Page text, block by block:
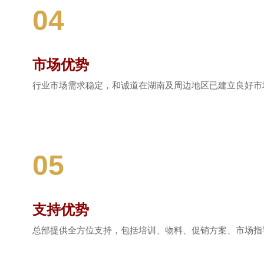
04
市场优势
行业市场需求稳定，和诚道在湖南及周边地区已建立良好
05
支持优势
总部提供全方位支持，包括培训、物料、促销方案、市场